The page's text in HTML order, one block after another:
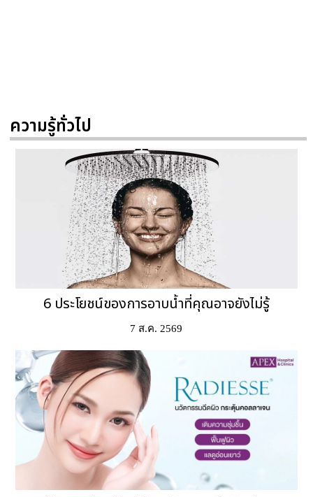
ความรู้ทั่วไป
6 ประโยชน์ของการอาบน้ำที่คุณอาจยังไม่รู้
7 ส.ค. 2569